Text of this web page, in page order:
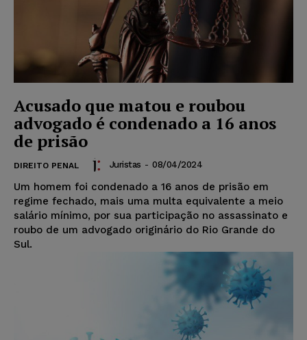
Acusado que matou e roubou
advogado é condenado a 16 anos
de prisão
DIREITO PENAL Juristas - 08/04/2024
Um homem foi condenado a 16 anos de prisão em
regime fechado, mais uma multa equivalente a meio
salário mínimo, por sua participação no assassinato e
roubo de um advogado originário do Rio Grande do
Sul.